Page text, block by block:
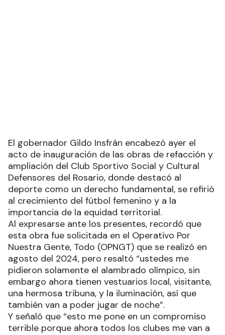
El gobernador Gildo Insfrán encabezó ayer el
acto de inauguración de las obras de refacción y
ampliación del Club Sportivo Social y Cultural
Defensores del Rosario, donde destacó al
deporte como un derecho fundamental, se refirió
al crecimiento del fútbol femenino y a la
importancia de la equidad territorial.
Al expresarse ante los presentes, recordó que
esta obra fue solicitada en el Operativo Por
Nuestra Gente, Todo (OPNGT) que se realizó en
agosto del 2024, pero resaltó “ustedes me
pidieron solamente el alambrado olímpico, sin
embargo ahora tienen vestuarios local, visitante,
una hermosa tribuna, y la iluminación, así que
también van a poder jugar de noche”.
Y señaló que “esto me pone en un compromiso
terrible porque ahora todos los clubes me van a